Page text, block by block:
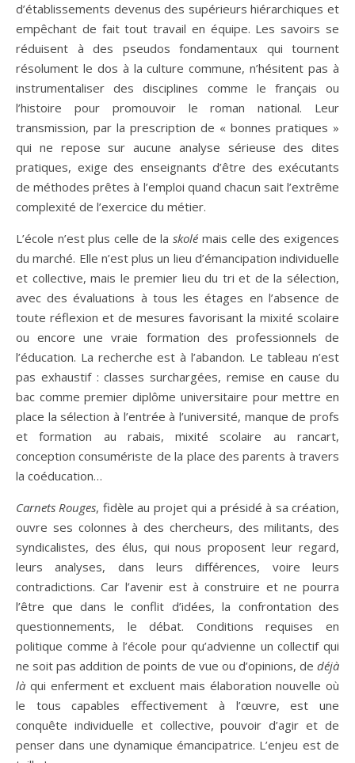
d’établissements devenus des supérieurs hiérarchiques et
empêchant de fait tout travail en équipe. Les savoirs se
réduisent à des pseudos fondamentaux qui tournent
résolument le dos à la culture commune, n’hésitent pas à
instrumentaliser des disciplines comme le français ou
l’histoire pour promouvoir le roman national. Leur
transmission, par la prescription de « bonnes pratiques »
qui ne repose sur aucune analyse sérieuse des dites
pratiques, exige des enseignants d’être des exécutants
de méthodes prêtes à l’emploi quand chacun sait l’extrême
complexité de l’exercice du métier.
L’école n’est plus celle de laskolé mais celle des exigences
du marché. Elle n’est plus un lieu d’émancipation individuelle
et collective, mais le premier lieu du tri et de la sélection,
avec des évaluations à tous les étages en l’absence de
toute réflexion et de mesures favorisant la mixité scolaire
ou encore une vraie formation des professionnels de
l’éducation. La recherche est à l’abandon. Le tableau n’est
pas exhaustif : classes surchargées, remise en cause du
bac comme premier diplôme universitaire pour mettre en
place la sélection à l’entrée à l’université, manque de profs
et formation au rabais, mixité scolaire au rancart,
conception consumériste de la place des parents à travers
la coéducation…
Carnets Rouges, fidèle au projet qui a présidé à sa création,
ouvre ses colonnes à des chercheurs, des militants, des
syndicalistes, des élus, qui nous proposent leur regard,
leurs analyses, dans leurs différences, voire leurs
contradictions. Car l’avenir est à construire et ne pourra
l’être que dans le conflit d’idées, la confrontation des
questionnements, le débat. Conditions requises en
politique comme à l’école pour qu’advienne un collectif qui
ne soit pas addition de points de vue ou d’opinions, de déjà
là qui enferment et excluent mais élaboration nouvelle où
le tous capables effectivement à l’œuvre, est une
conquête individuelle et collective, pouvoir d’agir et de
penser dans une dynamique émancipatrice. L’enjeu est de